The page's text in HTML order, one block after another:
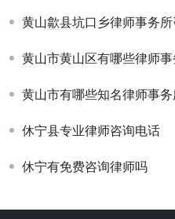
黄山歙县坑口乡律师事务
黄山市黄山区有哪些律师
黄山市有哪些知名律师事
休宁县专业律师咨询电话
休宁有免费咨询律师吗